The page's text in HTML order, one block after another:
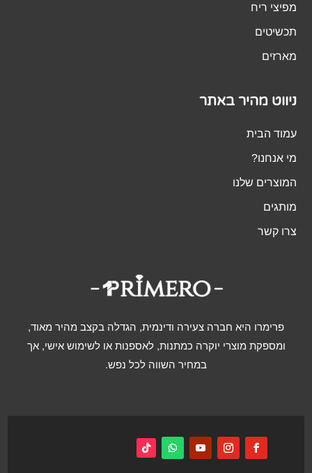
מפיצי ריח
תכשיטים
מארזים
ניווט מהיר באתר
עמוד הבית
מי אנחנו?
המוצרים שלנו
מותגים
צרו קשר
פרימרו היא חברה צעירה ודינמית, הגדלה בקצב מהיר מאוד,
ומספקת מוצרי יוקרה כמתנות, לאספנות או לשימוש אישי, אך
במחיר השווה לכל נפש.